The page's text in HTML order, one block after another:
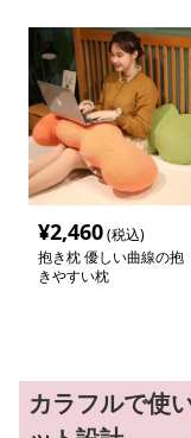
¥2,460(税込)
抱き枕 優しい曲線の抱
きやすい枕
カラフルで使